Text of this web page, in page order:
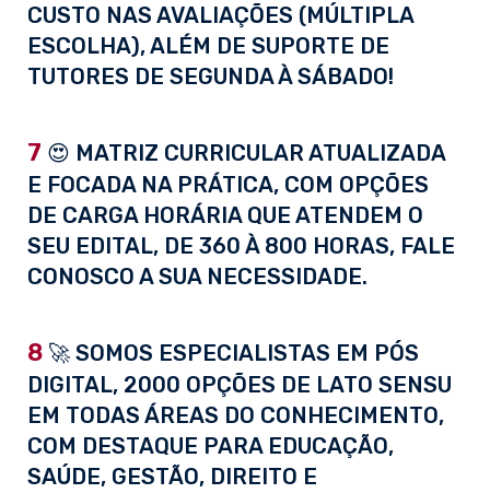
CUSTO NAS AVALIAÇÕES (MÚLTIPLA
ESCOLHA), ALÉM DE SUPORTE DE
TUTORES DE SEGUNDA À SÁBADO!
7 😍 MATRIZ CURRICULAR ATUALIZADA
E FOCADA NA PRÁTICA, COM OPÇÕES
DE CARGA HORÁRIA QUE ATENDEM O
SEU EDITAL, DE 360 À 800 HORAS, FALE
CONOSCO A SUA NECESSIDADE.
8 🚀 SOMOS ESPECIALISTAS EM PÓS
DIGITAL, 2000 OPÇÕES DE LATO SENSU
EM TODAS ÁREAS DO CONHECIMENTO,
COM DESTAQUE PARA EDUCAÇÃO,
SAÚDE, GESTÃO, DIREITO E